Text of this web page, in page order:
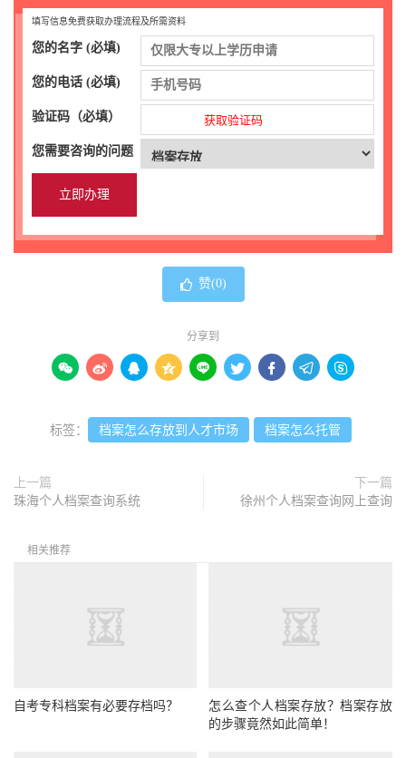
填写信息免费获取办理流程及所需资料
您的名字 (必填)
您的电话 (必填)
验证码（必填） 获取验证码
您需要咨询的问题
赞(0)
分享到
        
标签： 档案怎么存放到人才市场 档案怎么托管
上一篇
珠海个人档案查询系统
下一篇
徐州个人档案查询网上查询
相关推荐
自考专科档案有必要存档吗？
怎么查个人档案存放？档案存放
的步骤竟然如此简单！